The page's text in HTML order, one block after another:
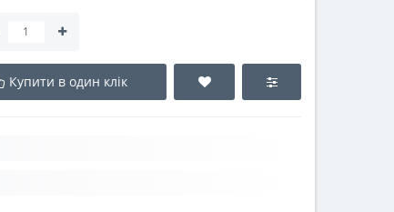
Купити в один клік